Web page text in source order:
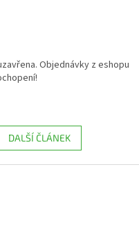
Objednávky z eshopu
DALŠÍ ČLÁNEK